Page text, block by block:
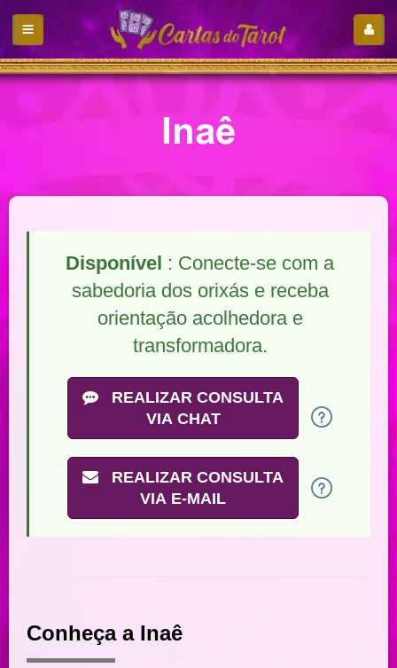
Inaê
Disponível : Conecte-se com a
sabedoria dos orixás e receba
orientação acolhedora e
transformadora.
REALIZAR CONSULTA
VIA CHAT
REALIZAR CONSULTA
VIA E-MAIL
Conheça a Inaê